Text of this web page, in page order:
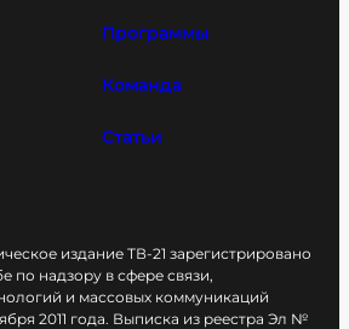
Программы
Команда
Статьи
издание ТВ-21 зарегистрировано
по надзору в сфере связи,
и массовых коммуникаций
2011 года. Выписка из реестра Эл №